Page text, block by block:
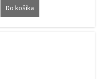
Do košíka